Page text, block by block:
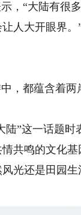
“大陆有很
人大开眼界。
都蕴含着两
”这一话题时
共鸣的文化
光还是田园